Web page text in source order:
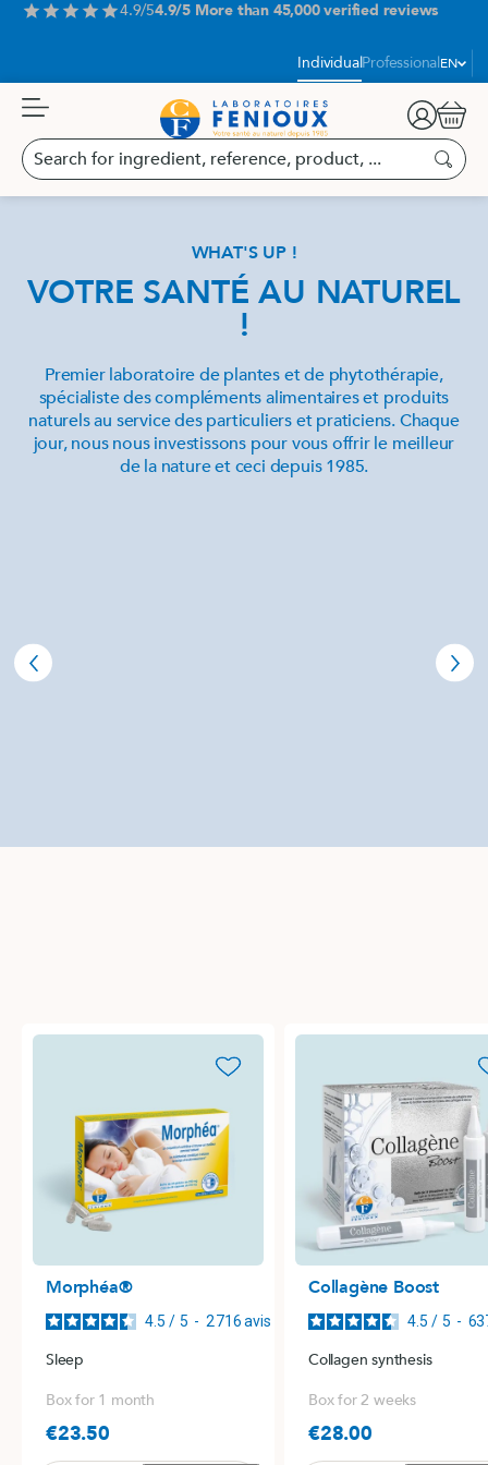
star star star star star4.9/54.9/5 More than 45,000 verified reviews
IndividualProfessionalEN
Search
for
ingredient,
Search
Cart
WHAT'S UP !
VOTRE SANTÉ AU NATUREL
!
Premier laboratoire de plantes et de phytothérapie,
spécialiste des compléments alimentaires et produits
naturels au service des particuliers et praticiens. Chaque
jour, nous nous investissons pour vous offrir le meilleur
de la nature et ceci depuis 1985.
favorite_border
Morphéa®
4.5 / 5 - 2 716avis
Sleep
Box for 1 month
Price
€23.50
Collagène Boost
4.5 / 5 -
Collagen synthesis
Box for 2 weeks
Price
€28.00